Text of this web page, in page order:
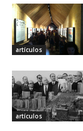
artículos
artículos